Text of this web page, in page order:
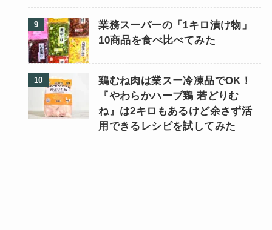
業務スーパーの「1キロ漬け物」
10商品を食べ比べてみた
鶏むね肉は業スー冷凍品でOK！
『やわらかハーブ鶏 若どりむ
ね』は2キロもあるけど余さず活
用できるレシピを試してみた